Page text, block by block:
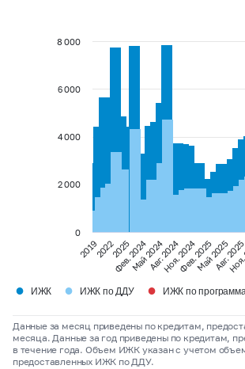
2019 2025Май 2024Ноя. 2024Май 2025
2022Фев. 2024Авг. 2024Фев. 2025Авг. 2025
0
2 000
4 000
6 000
8 000
● ИЖК ● ИЖК по ДДУ ● ИЖК по
Данные за месяц приведены по кредитам,
месяца. Данные за год приведены по кредитам,
в течение года. Объем ИЖК указан с учетом
предоставленных ИЖК по ДДУ.